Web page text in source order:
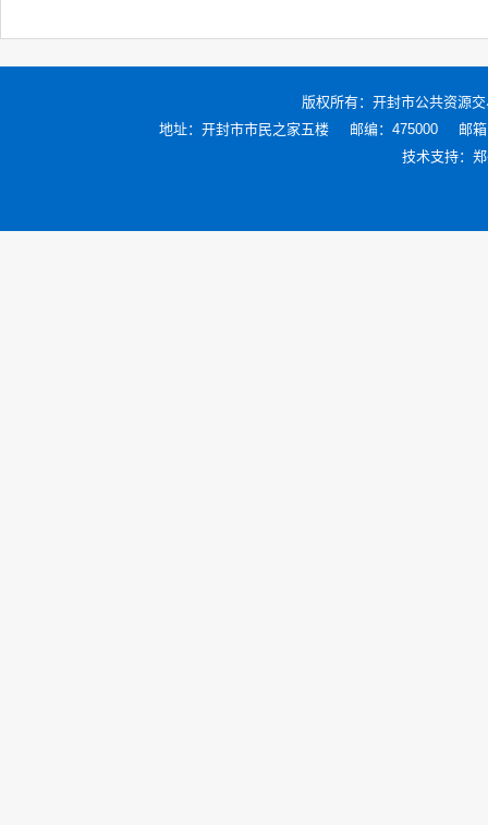
版权所有： 开封市公共资源
地址：开封市市民之家五楼
邮编：475000
邮
技术支持：